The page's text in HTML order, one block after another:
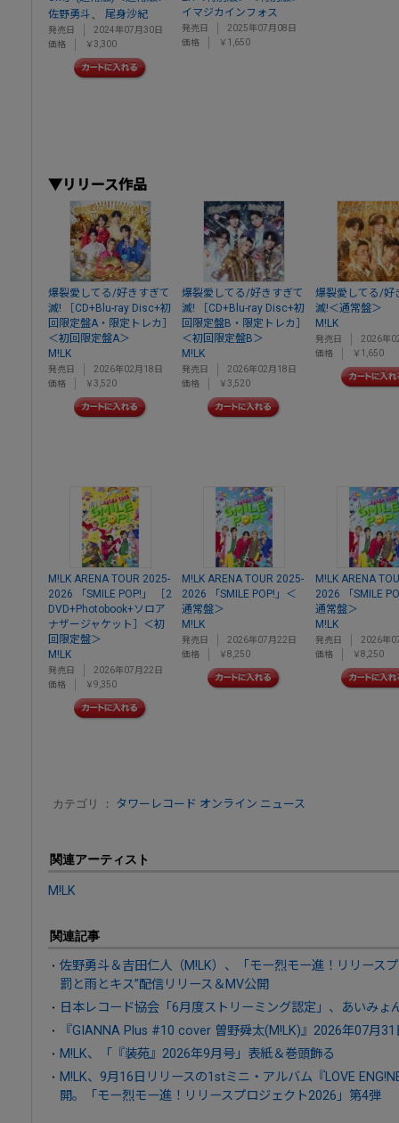
佐野勇斗、 尾身沙紀
発売日
2024年07月30日
価格
￥3,300
イマジカインフォス
発売日
2025年07月08日
価格
￥1,650
▼リリース作品
爆裂愛してる/好きすぎて
滅! ［CD+Blu-ray Disc+初
回限定盤A・限定トレカ］
＜初回限定盤A＞
M!LK
発売日
2026年02月18日
価格
￥3,520
爆裂愛してる/好きすぎて
滅! ［CD+Blu-ray Disc+初
回限定盤B・限定トレカ］
＜初回限定盤B＞
M!LK
発売日
2026年02月18日
価格
￥3,520
爆裂愛してる/好
滅!＜通常盤＞
M!LK
発売日
2026年
価格
￥1,650
M!LK ARENA TOUR 2025-
2026 「SMILE POP!」 ［2
DVD+Photobook+ソロア
ナザージャケット］＜初
回限定盤＞
M!LK
発売日
2026年07月22日
価格
￥9,350
M!LK ARENA TOUR 2025-
2026 「SMILE POP!」＜
通常盤＞
M!LK
発売日
2026年07月22日
価格
￥8,250
M!LK ARENA
2026 「SMILE
通常盤＞
M!LK
発売日
2026年
価格
￥8,250
カテゴリ ： タワーレコード オンライン ニュース
関連アーティスト
M!LK
関連記事
佐野勇斗＆吉田仁人（M!LK）、「モー烈モー進！リリース
罰と雨とキス”配信リリース＆MV公開
日本レコード協会「6月度ストリーミング認定」、あいみょ
『GIANNA Plus #10 cover 曽野舜太(M!LK)』2026年07月31
M!LK、「『装苑』2026年9月号」表紙＆巻頭飾る
M!LK、9月16日リリースの1stミニ・アルバム『LOVE
開。「モー烈モー進！リリースプロジェクト2026」第4弾